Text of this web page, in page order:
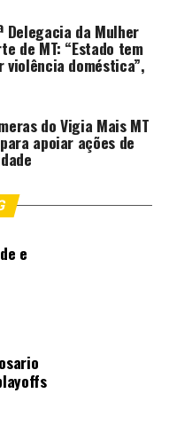
Delegacia da Mulher
de MT: “Estado tem
violência doméstica”,
do Vigia Mais MT
apoiar ações de
e